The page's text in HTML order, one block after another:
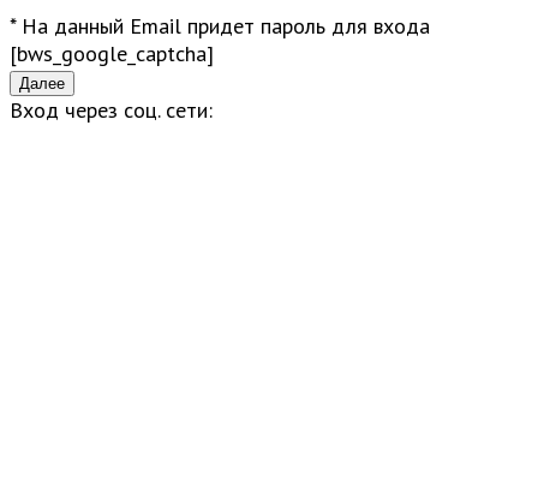
* На данный Email придет пароль для входа
[bws_google_captcha]
Вход через соц. сети: